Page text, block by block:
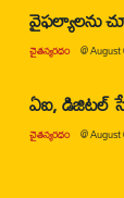
వైఫల్యాలను
చైతన్యరధం @
ఏఐ, డిజిటల్
చైతన్యరధం @